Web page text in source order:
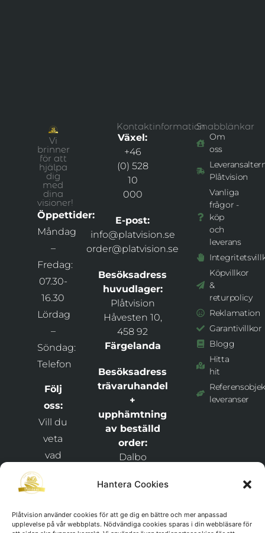
Hantera Cookies
Plåtvision använder cookies för att ge dig en bättre och mer anpassad
upplevelse på vår webbplats. Nödvändiga cookies sparas i din webbläsare för
Vi
brinner
för att
hjälpa
dig
med
dina
visioner!
Öppettider:
Måndag
–
Fredag:
07.30-
16.30
Lördag
–
Söndag:
Telefon
Följ
oss:
Vill du
veta
vad
händer
och
Kontaktinformation
Växel:
+46
(0) 528
10
000
E-post:
info@platvision.se
order@platvision.se
Besöksadress
huvudlager:
Plåtvision
Håvesten 10,
458 92
Färgelanda
Besöksadress
trävaruhandel
+
upphämtning
av beställd
order:
Dalbo
Plåtvision
46269
Frändefors
Snabblänkar
Om
oss
Plåtvision
Vanliga
frågor -
köp
och
leverans
Köpvillkor
&
returpolicy
Reklamation
Garantivillkor
Blogg
Hitta
hit
leveranser